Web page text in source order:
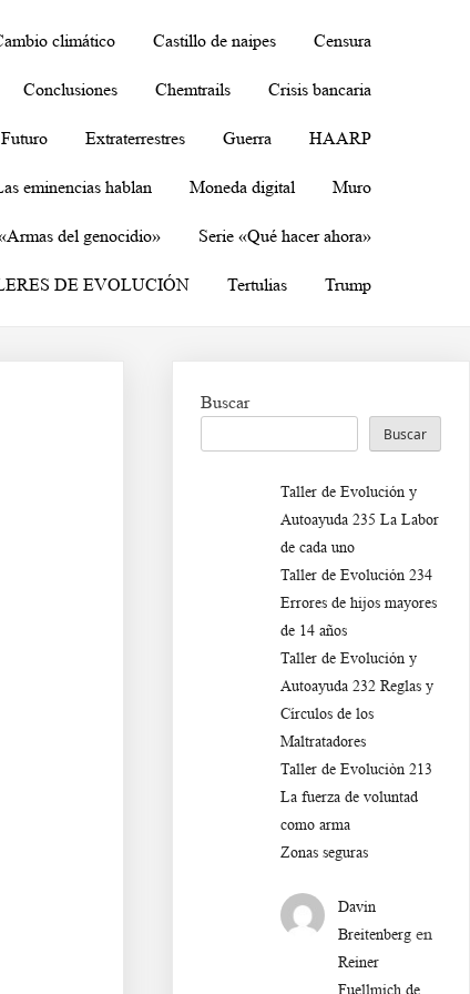
climático Castillo de naipes Censura
Conclusiones Chemtrails Crisis bancaria
Futuro Extraterrestres Guerra HAARP
eminencias hablan Moneda digital Muro
del genocidio» Serie «Qué hacer ahora»
DE EVOLUCIÓN Tertulias Trump
Buscar
Buscar
Taller de Evolución y
Autoayuda 235 La Labor
de cada uno
Taller de Evolución 234
Errores de hijos mayores
de 14 años
Taller de Evolución y
Autoayuda 232 Reglas y
Círculos de los
Maltratadores
Taller de Evoluciòn 213
La fuerza de voluntad
como arma
Zonas seguras
Davin
Breitenberg en
Reiner
Fuellmich de